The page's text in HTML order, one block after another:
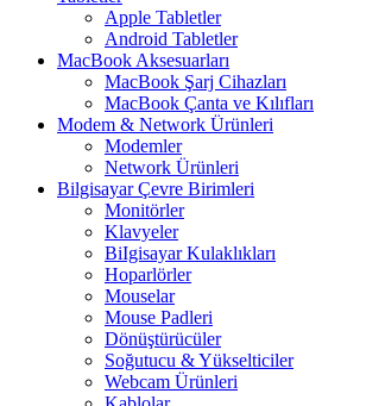
Apple Tabletler
Android Tabletler
MacBook Aksesuarları
MacBook Şarj Cihazları
MacBook Çanta ve Kılıfları
Modem & Network Ürünleri
Modemler
Network Ürünleri
Bilgisayar Çevre Birimleri
Monitörler
Klavyeler
BiIgisayar Kulaklıkları
Hoparlörler
Mouselar
Mouse Padleri
Dönüştürücüler
Soğutucu & Yükselticiler
Webcam Ürünleri